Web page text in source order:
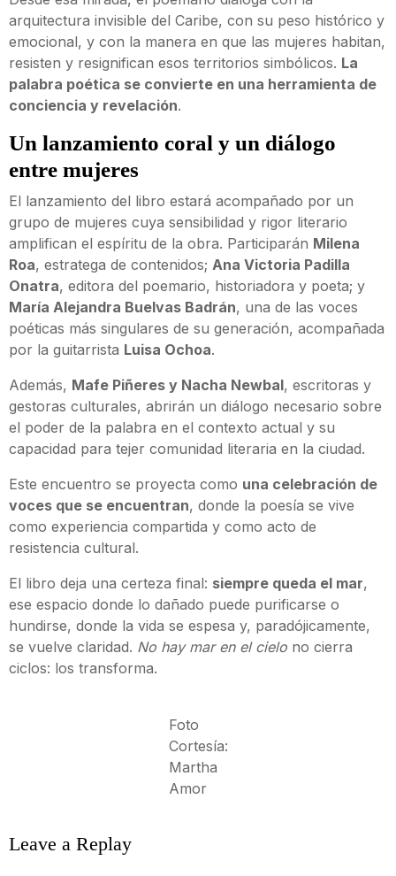
arquitectura invisible del Caribe, con su peso histórico y
emocional, y con la manera en que las mujeres habitan,
resisten y resignifican esos territorios simbólicos. La
palabra poética se convierte en una herramienta de
conciencia y revelación.
Un lanzamiento coral y un diálogo
entre mujeres
El lanzamiento del libro estará acompañado por un
grupo de mujeres cuya sensibilidad y rigor literario
amplifican el espíritu de la obra. Participarán Milena
Roa, estratega de contenidos; Ana Victoria Padilla
Onatra, editora del poemario, historiadora y poeta; y
María Alejandra Buelvas Badrán, una de las voces
poéticas más singulares de su generación, acompañada
por la guitarrista Luisa Ochoa.
Además, Mafe Piñeres y Nacha Newbal, escritoras y
gestoras culturales, abrirán un diálogo necesario sobre
el poder de la palabra en el contexto actual y su
capacidad para tejer comunidad literaria en la ciudad.
Este encuentro se proyecta como una celebración de
voces que se encuentran, donde la poesía se vive
como experiencia compartida y como acto de
resistencia cultural.
El libro deja una certeza final: siempre queda el mar,
ese espacio donde lo dañado puede purificarse o
hundirse, donde la vida se espesa y, paradójicamente,
se vuelve claridad. No hay mar en el cielo no cierra
ciclos: los transforma.
Foto
Cortesía:
Martha
Amor
Leave a Replay